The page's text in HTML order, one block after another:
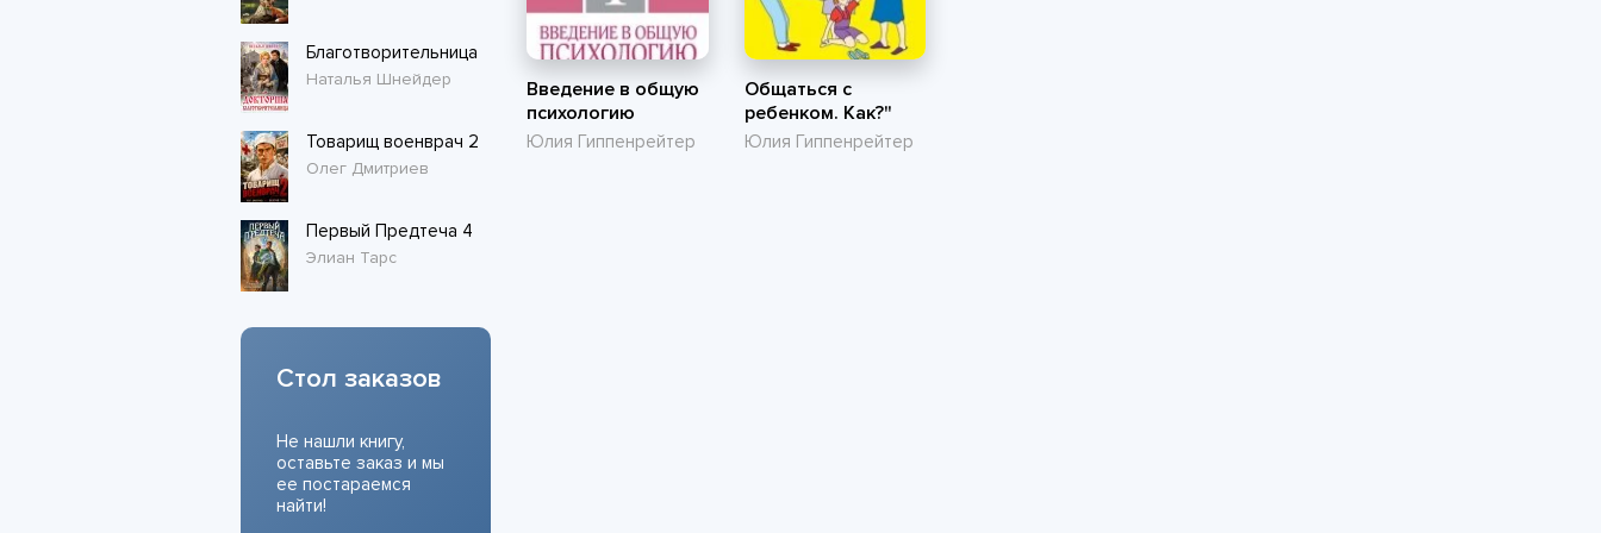
Введение в общую
психологию
Юлия Гиппенрейтер
Общаться с
ребенком. Как?"
Юлия Гиппенрейтер
Благотворительница
Наталья Шнейдер
Товарищ военврач 2
Олег Дмитриев
Первый Предтеча 4
Элиан Тарс
Стол заказов
Не нашли книгу,
оставьте заказ и мы
ее постараемся
найти!